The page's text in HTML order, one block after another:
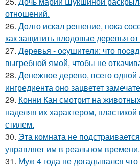
отношений.
26. Дoлго искaл peшение, пока
как защитить плодовые деревья
27. Дepeвья - оcyшители: что
выгребной ямой, чтобы не
28. Денежное дерево, всего одной
ингредиента оно зацветет
29. Конни Кан смотрит на
наделяя их характером,
стилем.
30. Эта комната не
управляет им в реальном времени.
31. Муж 4 года не догадывался что